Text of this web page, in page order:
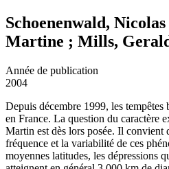
Schoenenwald,
Martine ; Mills,
Année de publication
2004
Depuis décembre 1999, les
en France. La question du caractère
Martin est dès lors posée. Il convient
fréquence et la variabilité de ces
moyennes latitudes, les dépressions